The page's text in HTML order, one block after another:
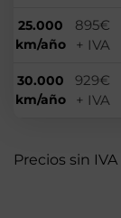
25.000
km/año
895€
+ IVA
30.000
km/año
929€
+ IVA
Precios sin IVA